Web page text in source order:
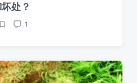
处？
评
1